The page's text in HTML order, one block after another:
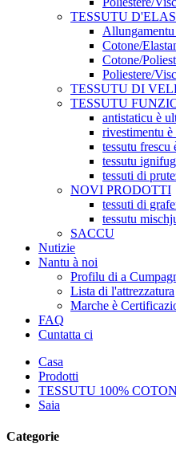
TESSUTU
Cotone/
Cotone/
Poliestere/
TESSUTU DI
TESSUTU
antistaticu è
rivestimentu
tessutu frescu
tessutu
tessuti di
NOVI PRODOTTI
tessuti di
tessutu
SACCU
Nutizie
Nantu à noi
Profilu di a
Lista di l'attrezzatura
Marche è
FAQ
Cuntatta ci
Casa
Prodotti
TESSUTU 100%
Saia
Categorie